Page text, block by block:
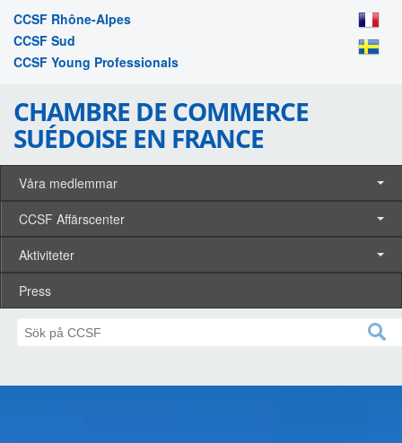
CCSF Rhône-Alpes
CCSF Sud
CCSF Young Professionals
CHAMBRE DE COMMERCE
SUÉDOISE EN FRANCE
Våra medlemmar
CCSF Affärscenter
Aktiviteter
Press